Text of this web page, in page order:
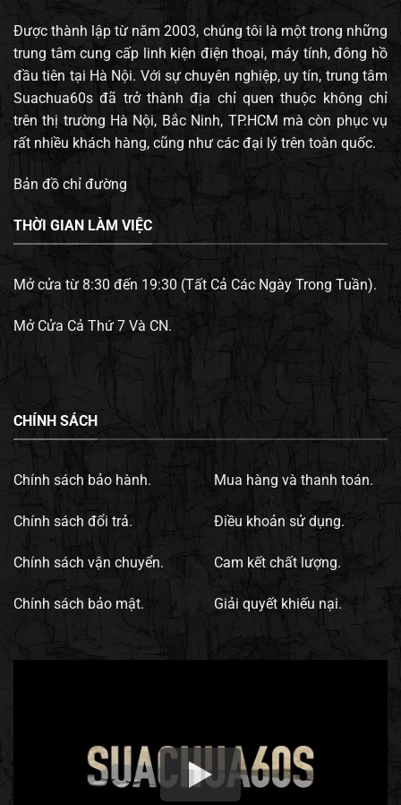
Được thành lập từ năm 2003, chúng tôi là một trong những
trung tâm cung cấp linh kiện điện thoại, máy tính, đông hồ
đầu tiên tại Hà Nội. Với sự chuyên nghiệp, uy tín, trung tâm
Suachua60s đã trở thành địa chỉ quen thuộc không chỉ
trên thị trường Hà Nội, Bắc Ninh, TP.HCM mà còn phục vụ
rất nhiều khách hàng, cũng như các đại lý trên toàn quốc.
Bản đồ chỉ đường
THỜI GIAN LÀM VIỆC
Mở cửa từ 8:30 đến 19:30 (Tất Cả Các Ngày Trong Tuần).
Mở Cửa Cả Thứ 7 Và CN.
CHÍNH SÁCH
Chính sách bảo hành.
Chính sách đổi trả.
Chính sách vận chuyển.
Chính sách bảo mật.
Mua hàng và thanh toán.
Điều khoản sử dụng.
Cam kết chất lượng.
Giải quyết khiếu nại.